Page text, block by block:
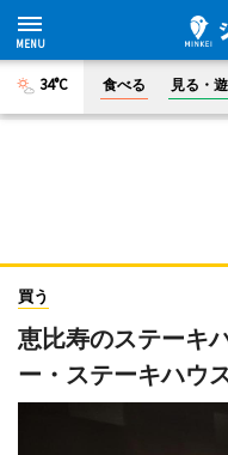
34°C 食べる 見る・
買う
恵比寿のステーキ
ー・ステーキハウ